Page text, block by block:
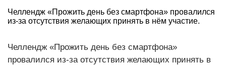
Челлендж «Прожить день без смартфона» провалился
из-за отсутствия желающих принять в нём участие.
Челлендж «Прожить день без смартфона»
провалился из-за отсутствия желающих принять в